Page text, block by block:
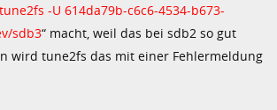
tune2fs -U 614da79b-c6c6-4534-b673-
sdb3“ macht, weil das bei sdb2 so gut
wird tune2fs das mit einer Fehlermeldung